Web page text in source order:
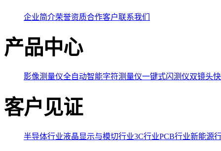
企业简介荣誉资质合作客户联系我们
产品中心
影像测量仪全自动智能字符测量仪一键式闪测仪双镜头
客户见证
半导体行业液晶显示与模切行业3C行业PCB行业新能源